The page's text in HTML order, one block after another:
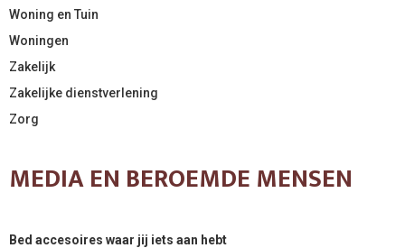
Woning en Tuin
Woningen
Zakelijk
Zakelijke dienstverlening
Zorg
MEDIA EN BEROEMDE MENSEN
Bed accesoires waar jij iets aan hebt